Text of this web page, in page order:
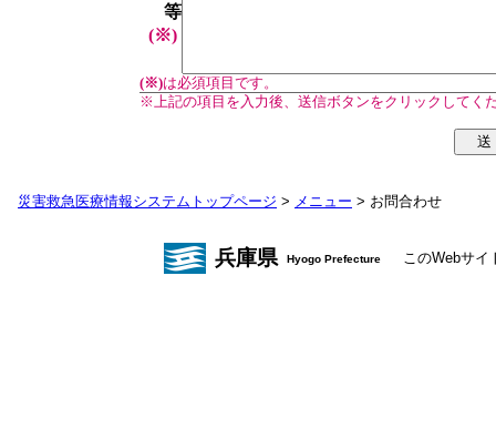
等
(※)
(※)は必須項目です。
※上記の項目を入力後、送信ボタンをクリックしてく
災害救急医療情報システムトップページ > メニュー > お問合わせ
兵庫県 Hyogo Prefecture このWebサ